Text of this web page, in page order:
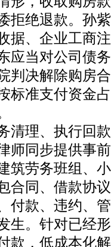
拒绝退款。孙
据、企业工商
应当对公司债
判决解除购房
标准支付资金
清理、执行回
师同步提供事
筑劳务班组、
合同、借款协
付款、违约、
生。针对已经
款，低成本化